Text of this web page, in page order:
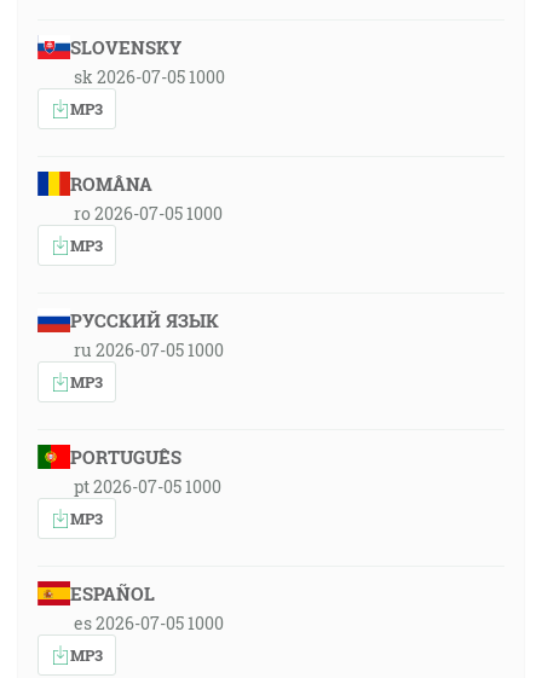
SLOVENSKY
sk 2026-07-05 1000
MP3
ROMÂNA
ro 2026-07-05 1000
MP3
РУССКИЙ ЯЗЫК
ru 2026-07-05 1000
MP3
PORTUGUÊS
pt 2026-07-05 1000
MP3
ESPAÑOL
es 2026-07-05 1000
MP3